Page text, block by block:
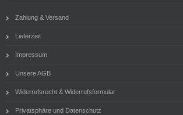
Zahlung & Versand
Lieferzeit
Impressum
Unsere AGB
Widerrufsrecht & Widerrufsformular
Privatsphäre und Datenschutz